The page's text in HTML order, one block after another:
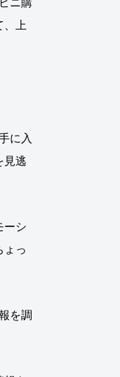
ニ購
、上
に入
見逃
ーシ
ょっ
を調